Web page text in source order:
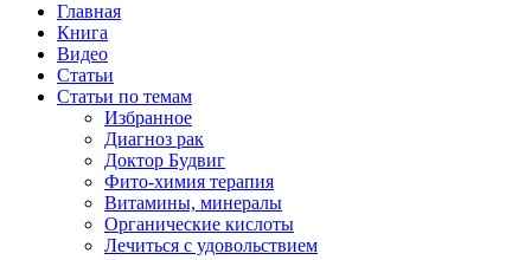
Главная
Книга
Видео
Статьи
Статьи по темам
Избранное
Диагноз рак
Доктор Будвиг
Фито-химия терапия
Витамины, минералы
Органические кислоты
Лечиться с удовольствием